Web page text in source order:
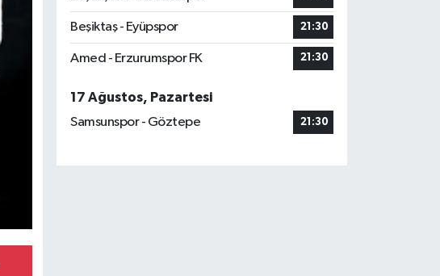
Beşiktaş - Eyüpspor 21:30
Amed - Erzurumspor FK 21:30
17 Ağustos, Pazartesi
Samsunspor - Göztepe
21:30